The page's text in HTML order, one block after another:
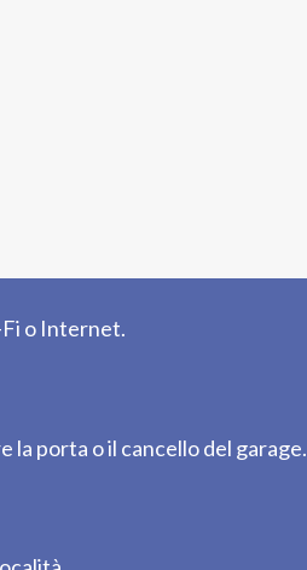
o Internet.
la porta o il cancello del garage.